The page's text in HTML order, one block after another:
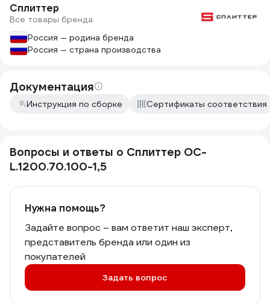
Сплиттер
Все товары бренда
Россия — родина бренда
Россия — страна производства
Документация
Инструкция по сборке Сертификаты соответствия
Вопросы и ответы о Сплиттер ОС-
L.1200.70.100-1,5
Нужна помощь?
Задайте вопрос – вам ответит наш эксперт,
представитель бренда или один из
покупателей
Задать вопрос